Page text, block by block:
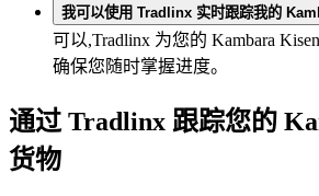
我可以使用 Tradlinx 实时跟踪我的
可以,Tradlinx 为您的 Kambara
确保您随时掌握进度。
通过 Tradlinx 跟踪您的
货物